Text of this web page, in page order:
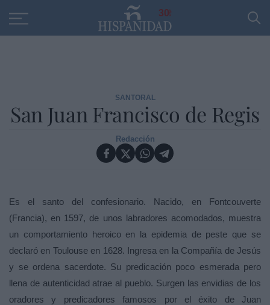
30
SANTORAL
San Juan Francisco de Regis
Redacción
Es el santo del confesionario. Nacido, en Fontcouverte
(Francia), en 1597, de unos labradores acomodados, muestra
un comportamiento heroico en la epidemia de peste que se
declaró en Toulouse en 1628. Ingresa en
la Compañía de Jesús
y se ordena sacerdote. Su predicación poco esmerada pero
llena de autenticidad atrae al pueblo. Surgen las envidias de los
oradores y predicadores famosos por el éxito de Juan